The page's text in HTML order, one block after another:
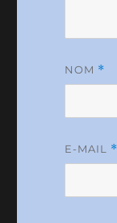
NOM *
E-MAIL *